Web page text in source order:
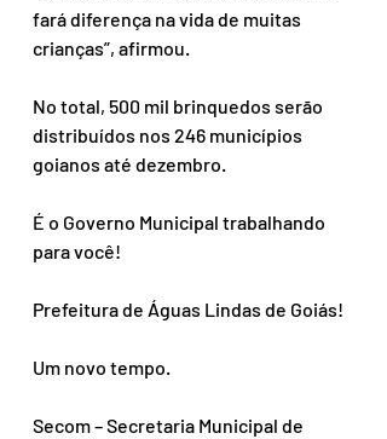
fará diferença na vida de muitas
crianças”, afirmou.
No total, 500 mil brinquedos serão
distribuídos nos 246 municípios
goianos até dezembro.
É o Governo Municipal trabalhando
para você!
Prefeitura de Águas Lindas de Goiás!
Um novo tempo.
Secom – Secretaria Municipal de